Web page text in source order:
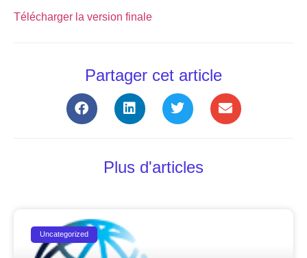
Télécharger la version finale
Partager cet article
Plus d'articles
Uncategorized